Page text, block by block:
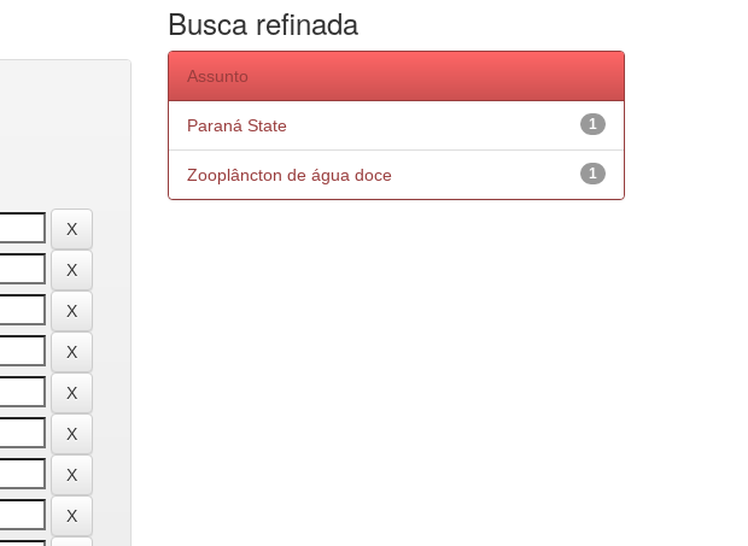
Busca refinada
Assunto
1
Paraná State
1
Zooplâncton de água doce